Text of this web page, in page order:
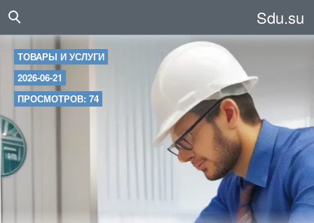
Sdu.su
ТОВАРЫ И УСЛУГИ
2026-06-21
ПРОСМОТРОВ: 74